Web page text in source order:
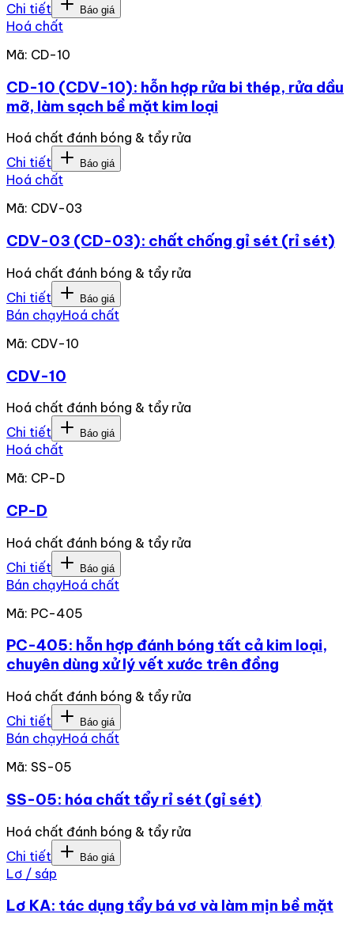
Chi tiết
Báo giá
Hoá chất
Mã: CD-10
CD-10 (CDV-10): hỗn hợp rửa bi thép, rửa dầu
mỡ, làm sạch bề mặt kim loại
Hoá chất đánh bóng & tẩy rửa
Chi tiết
Báo giá
Hoá chất
Mã: CDV-03
CDV-03 (CD-03): chất chống gỉ sét (rỉ sét)
Hoá chất đánh bóng & tẩy rửa
Chi tiết
Báo giá
Bán chạyHoá chất
Mã: CDV-10
CDV-10
Hoá chất đánh bóng & tẩy rửa
Chi tiết
Báo giá
Hoá chất
Mã: CP-D
CP-D
Hoá chất đánh bóng & tẩy rửa
Chi tiết
Báo giá
Bán chạyHoá chất
Mã: PC-405
PC-405: hỗn hợp đánh bóng tất cả kim loại,
chuyên dùng xử lý vết xước trên đồng
Hoá chất đánh bóng & tẩy rửa
Chi tiết
Báo giá
Bán chạyHoá chất
Mã: SS-05
SS-05: hóa chất tẩy rỉ sét (gỉ sét)
Hoá chất đánh bóng & tẩy rửa
Chi tiết
Báo giá
Lơ / sáp
Lơ KA: tác dụng tẩy bá vơ và làm mịn bề mặt